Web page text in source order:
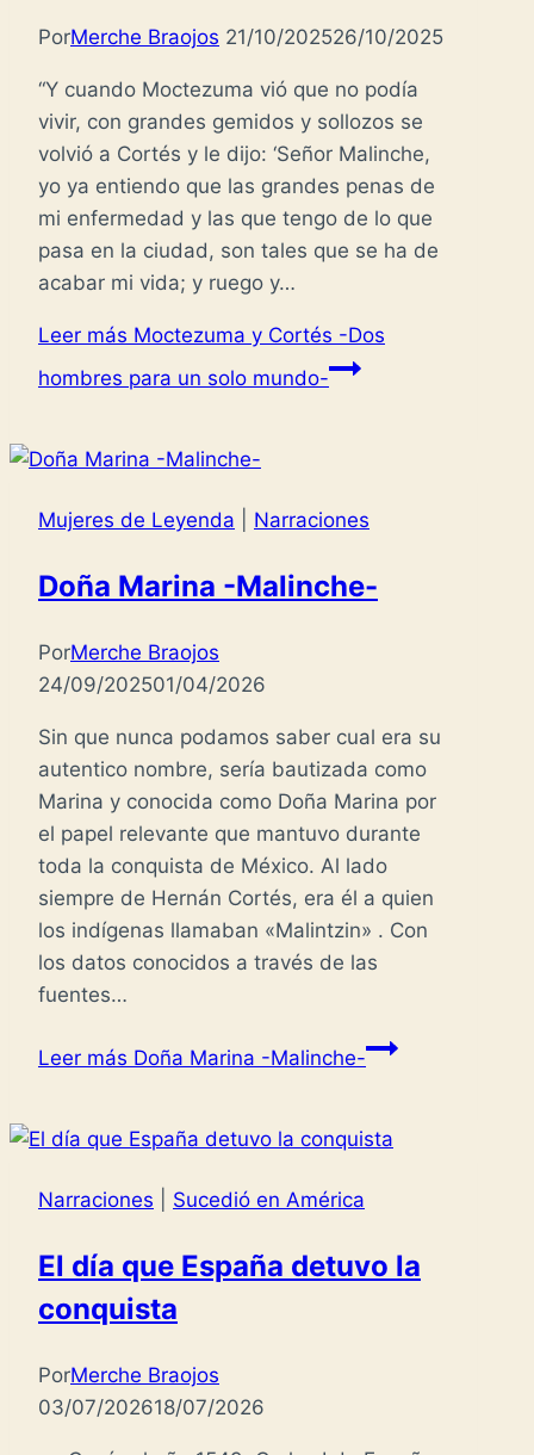
PorMerche Braojos 21/10/202526/10/2025
“Y cuando Moctezuma vió que no podía
vivir, con grandes gemidos y sollozos se
volvió a Cortés y le dijo: ‘Señor Malinche,
yo ya entiendo que las grandes penas de
mi enfermedad y las que tengo de lo que
pasa en la ciudad, son tales que se ha de
acabar mi vida; y ruego y…
Leer más Moctezuma y Cortés -Dos
hombres para un solo mundo-
Mujeres de Leyenda Narraciones
Doña Marina -Malinche-
PorMerche Braojos
24/09/202501/04/2026
Sin que nunca podamos saber cual era su
autentico nombre, sería bautizada como
Marina y conocida como Doña Marina por
el papel relevante que mantuvo durante
toda la conquista de México. Al lado
siempre de Hernán Cortés, era él a quien
los indígenas llamaban «Malintzin» . Con
los datos conocidos a través de las
fuentes…
Leer más Doña Marina -Malinche-
Narraciones Sucedió en América
El día que España detuvo la
conquista
PorMerche Braojos
03/07/202618/07/2026